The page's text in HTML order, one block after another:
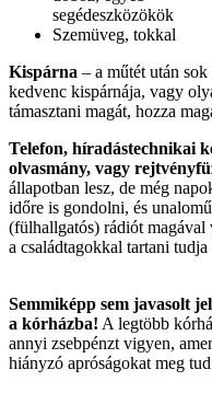
segédeszközökök
Szemüveg, tokkal
Kispárna – a műtét után
kedvenc kispárnája, vagy
támasztani magát, hozza
Telefon, híradástechnikai
olvasmány, vagy
állapotban lesz, de még
időre is gondolni, és
(fülhallgatós) rádiót
a családtagokkal tartani tudja
Semmiképp sem javasolt
a kórházba! A legtöbb
annyi zsebpénzt vigyen,
hiányzó apróságokat meg